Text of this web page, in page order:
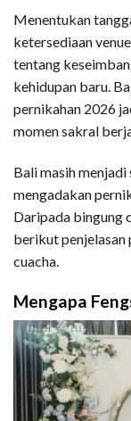
Menentukan
ketersediaan
tentang
kehidupan baru.
pernikahan 2026
momen sakral
Bali masih
mengadakan
Daripada bingung
berikut penjelasan
cuacha.
Mengapa